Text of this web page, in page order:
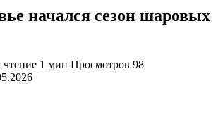
начался сезон шаровых
1 мин Просмотров 98